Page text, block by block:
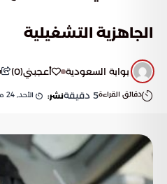
الجاهزية التشغيلية
بوابة السعودية أعجبني(
0
)
دقائق القراءة5 دقيقةنشر: الأحد, 24 مايو